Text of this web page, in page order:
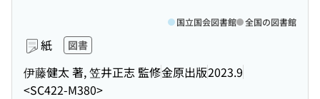
紙 図書
伊藤健太 著, 笠井正志 監修金原出版2023.9
<SC422-M380>
国立国会図書館 全国の図書館